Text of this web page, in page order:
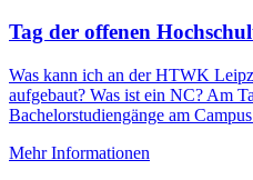
Tag der offenen
Was kann ich an der HTWK
aufgebaut? Was ist ein NC? Am
Bachelorstudiengänge am
Mehr Informationen